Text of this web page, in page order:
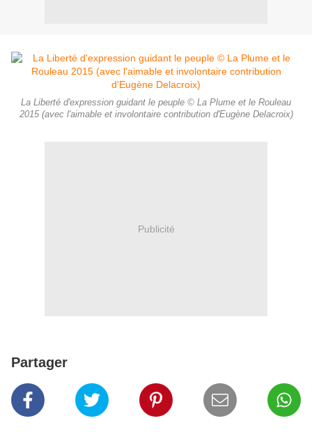
La Liberté d'expression guidant le peuple © La Plume et le Rouleau
2015 (avec l'aimable et involontaire contribution d'Eugène Delacroix)
Publicité
Partager